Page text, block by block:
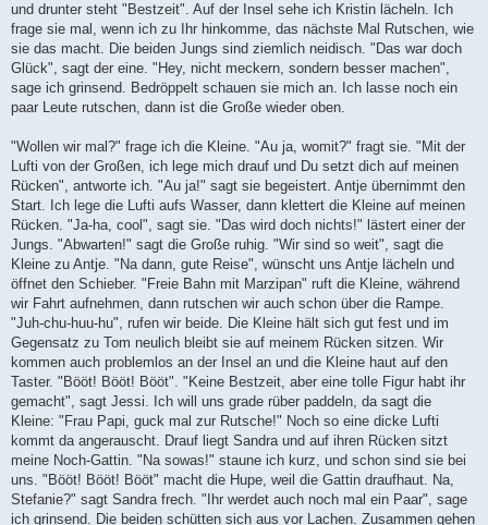
und drunter steht "Bestzeit". Auf der Insel sehe ich Kristin lächeln. Ich
frage sie mal, wenn ich zu Ihr hinkomme, das nächste Mal Rutschen, wie
sie das macht. Die beiden Jungs sind ziemlich neidisch. "Das war doch
Glück", sagt der eine. "Hey, nicht meckern, sondern besser machen",
sage ich grinsend. Bedröppelt schauen sie mich an. Ich lasse noch ein
paar Leute rutschen, dann ist die Große wieder oben.
"Wollen wir mal?" frage ich die Kleine. "Au ja, womit?" fragt sie. "Mit der
Lufti von der Großen, ich lege mich drauf und Du setzt dich auf meinen
Rücken", antworte ich. "Au ja!" sagt sie begeistert. Antje übernimmt den
Start. Ich lege die Lufti aufs Wasser, dann klettert die Kleine auf meinen
Rücken. "Ja-ha, cool", sagt sie. "Das wird doch nichts!" lästert einer der
Jungs. "Abwarten!" sagt die Große ruhig. "Wir sind so weit", sagt die
Kleine zu Antje. "Na dann, gute Reise", wünscht uns Antje lächeln und
öffnet den Schieber. "Freie Bahn mit Marzipan" ruft die Kleine, während
wir Fahrt aufnehmen, dann rutschen wir auch schon über die Rampe.
"Juh-chu-huu-hu", rufen wir beide. Die Kleine hält sich gut fest und im
Gegensatz zu Tom neulich bleibt sie auf meinem Rücken sitzen. Wir
kommen auch problemlos an der Insel an und die Kleine haut auf den
Taster. "Bööt! Bööt! Bööt". "Keine Bestzeit, aber eine tolle Figur habt ihr
gemacht", sagt Jessi. Ich will uns grade rüber paddeln, da sagt die
Kleine: "Frau Papi, guck mal zur Rutsche!" Noch so eine dicke Lufti
kommt da angerauscht. Drauf liegt Sandra und auf ihren Rücken sitzt
meine Noch-Gattin. "Na sowas!" staune ich kurz, und schon sind sie bei
uns. "Bööt! Bööt! Bööt" macht die Hupe, weil die Gattin draufhaut. Na,
Stefanie?" sagt Sandra frech. "Ihr werdet auch noch mal ein Paar", sage
ich grinsend. Die beiden schütten sich aus vor Lachen. Zusammen gehen